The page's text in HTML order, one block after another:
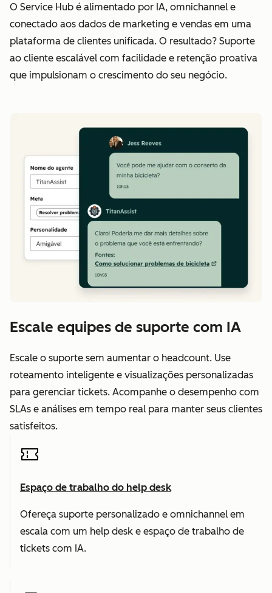
O Service Hub é alimentado por IA, omnichannel e
conectado aos dados de marketing e vendas em uma
plataforma de clientes unificada. O resultado? Suporte
ao cliente escalável com facilidade e retenção proativa
que impulsionam o crescimento do seu negócio.
Escale equipes de suporte com IA
Escale o suporte sem aumentar o headcount. Use
roteamento inteligente e visualizações personalizadas
para gerenciar tickets. Acompanhe o desempenho com
SLAs e análises em tempo real para manter seus clientes
satisfeitos.
Espaço de trabalho do help desk
Ofereça suporte personalizado e omnichannel em
escala com um help desk e espaço de trabalho de
tickets com IA.